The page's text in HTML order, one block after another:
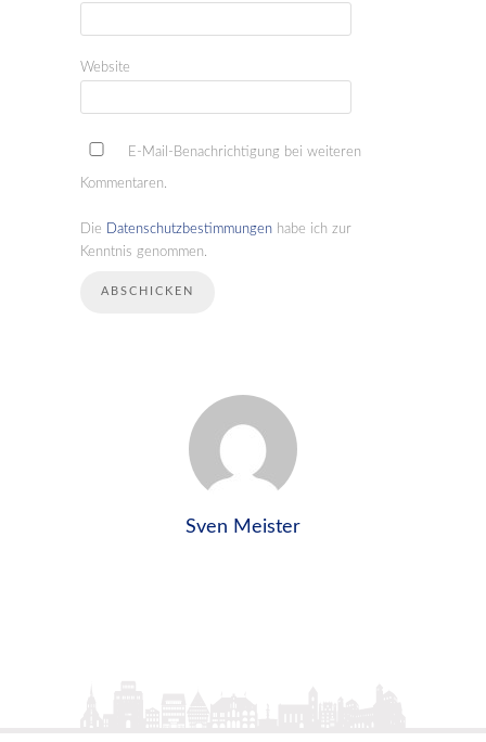
Website
E-Mail-Benachrichtigung bei weiteren
Kommentaren.
Die Datenschutzbestimmungen habe ich zur
Kenntnis genommen.
Sven Meister